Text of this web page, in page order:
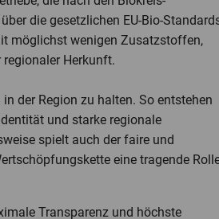
die gesetzlichen EU-Bio-
möglichst wenigen Zusatzstoffen,
Herkunft.
der Region zu halten. So entstehen
und starke regionale
spielt auch der faire und
eine tragende
Transparenz und höchste